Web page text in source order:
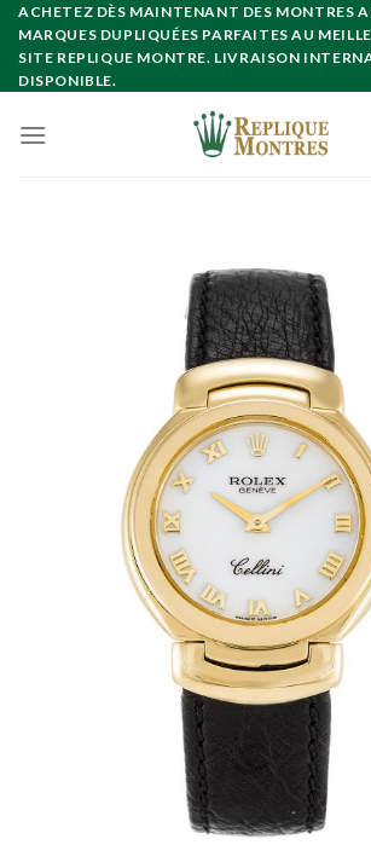
Skip
content
ACHETEZ DÈS MAINTENANT DES MONTRES
MARQUES DUPLIQUÉES PARFAITES AU
SITE REPLIQUE MONTRE. LIVRAISON
DISPONIBLE.